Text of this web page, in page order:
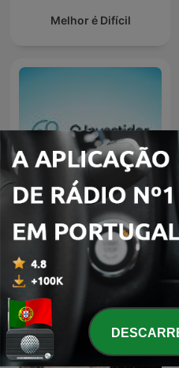
Melhor é Difícil
O Investidor Inteligente